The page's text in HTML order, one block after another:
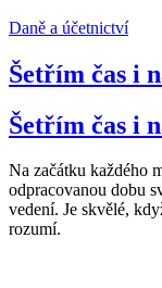
Daně a účetnictví
Šetřím čas i
Šetřím čas i
Na začátku každého
odpracovanou dobu
vedení. Je skvělé,
rozumí.